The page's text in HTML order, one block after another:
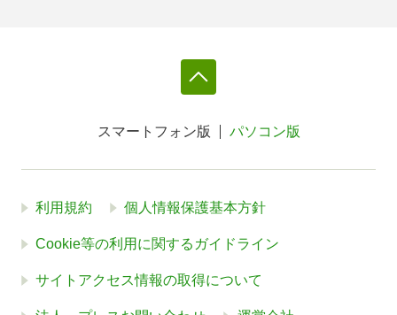
スマートフォン版 パソコン版
利用規約 個人情報保護基本方針
Cookie等の利用に関するガイドライン
サイトアクセス情報の取得について